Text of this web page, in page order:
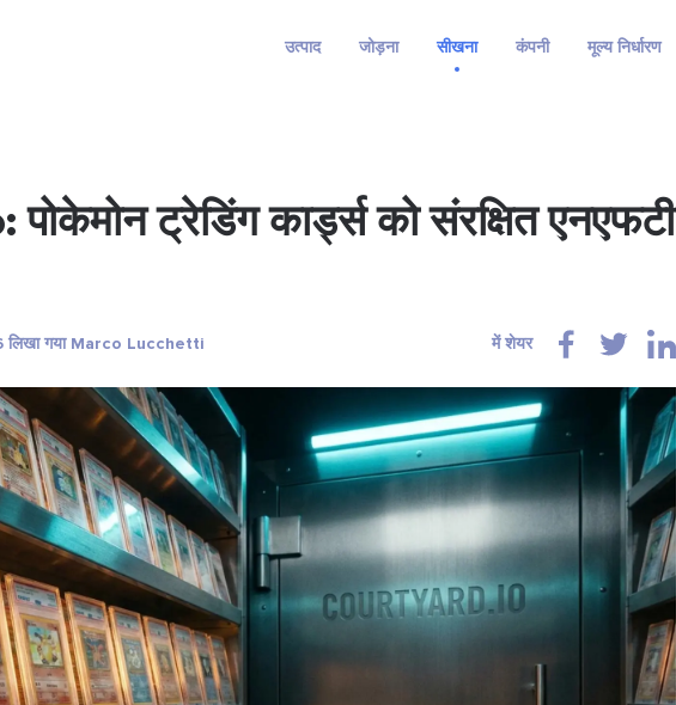
उत्पाद जोड़ना सीखना कंपनी मूल्य निर्धारण
ट्रेडिंग कार्ड्स को संरक्षित एनएफटी
लिखा गया Marco Lucchetti में शेयर